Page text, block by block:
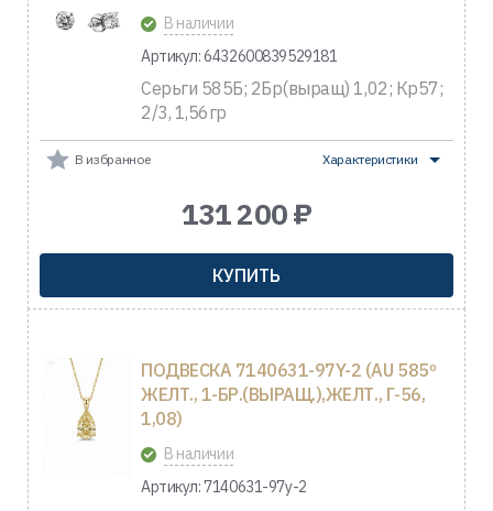
В наличии
Артикул: 6432600839529181
Серьги 585Б; 2Бр(выращ) 1,02; Кр57;
2/3, 1,56гр
В избранное Характеристики
131 200 ₽
КУПИТЬ
ПОДВЕСКА 7140631-97Y-2 (AU 585º
ЖЕЛТ., 1-БР.(ВЫРАЩ.),ЖЕЛТ., Г-56,
1,08)
В наличии
Артикул: 7140631-97y-2